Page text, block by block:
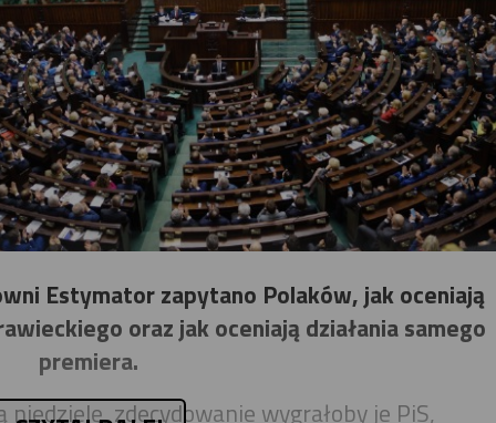
Estymator zapytano Polaków, jak oceniają
oraz jak oceniają działania samego
premiera.
zdecydowanie wygrałoby je PiS,